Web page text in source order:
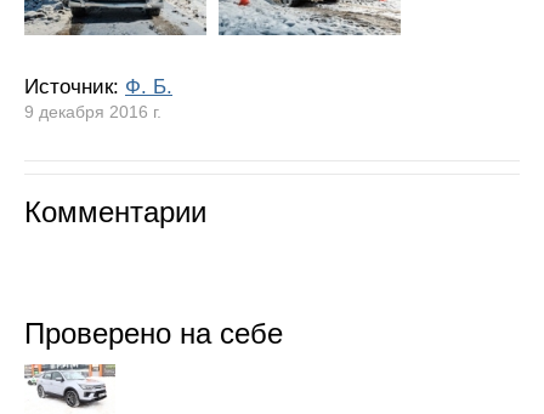
Источник: Ф. Б.
9 декабря 2016 г.
Комментарии
Проверено на себе